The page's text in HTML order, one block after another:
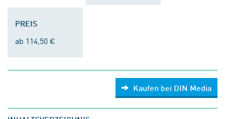
PREIS
ab 114,50 €
Kaufen bei DIN Media